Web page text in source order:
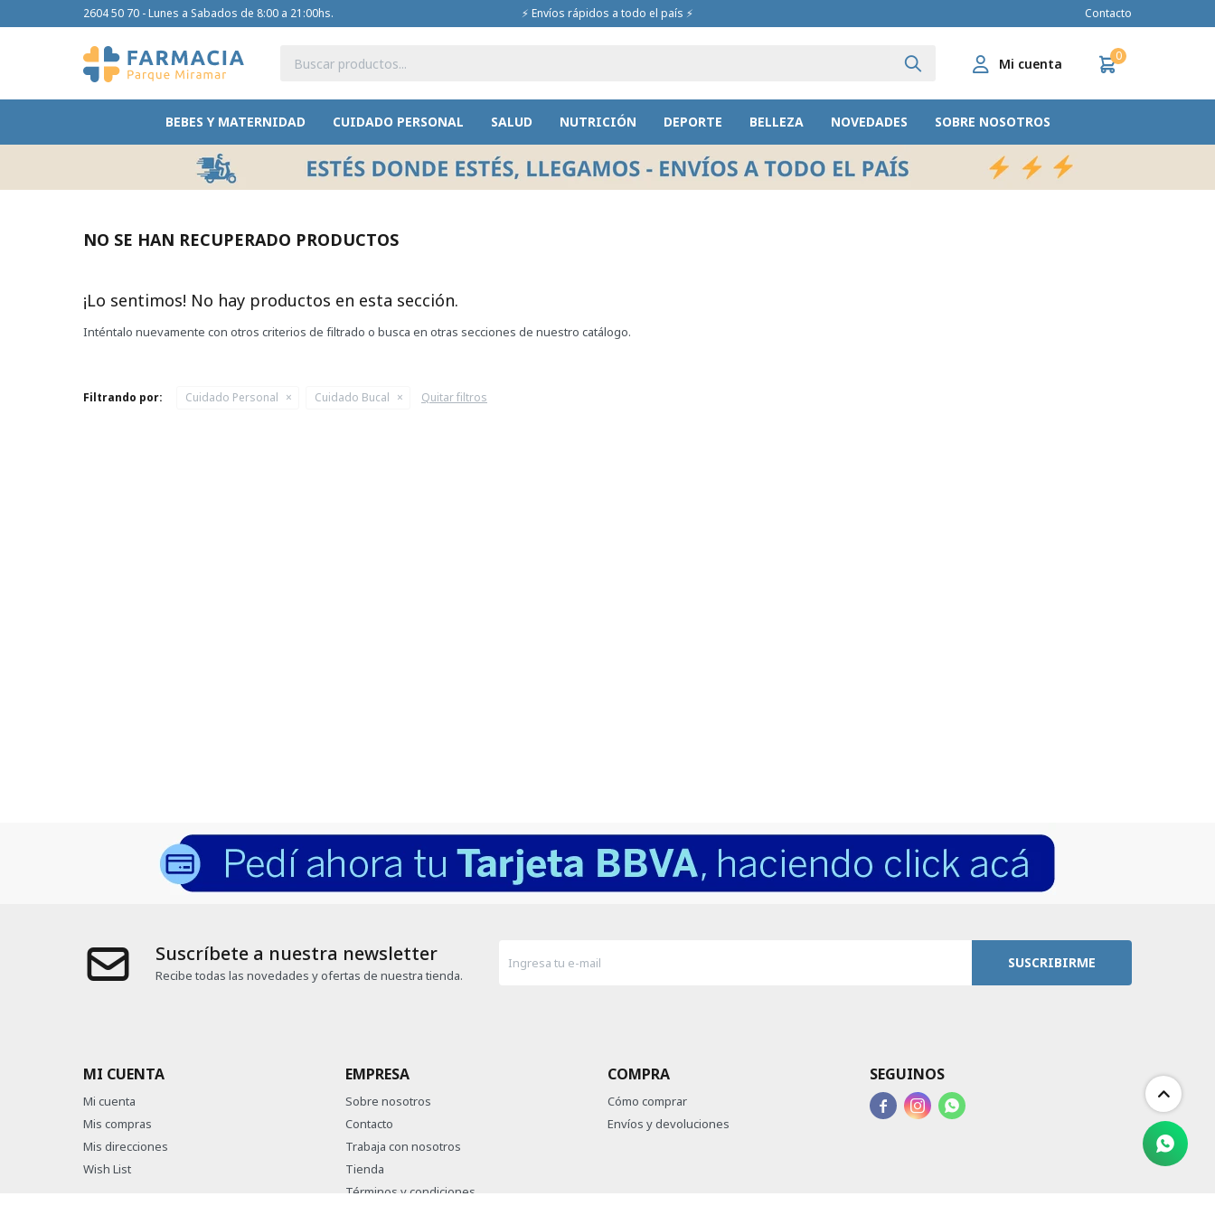
BEBES Y MATERNIDAD CUIDADO PERSONAL SALUD NUTRICIÓN DEPORTE BELLEZA NOVEDADES SOBRE NOSOTROS
0
2604 50 70 - Lunes a Sabados de 8:00 a 21:00hs. ⚡ Envíos rápidos a todo el país ⚡ Contacto
NO SE HAN RECUPERADO PRODUCTOS
¡Lo sentimos! No hay productos en esta sección.
Inténtalo nuevamente con otros criterios de filtrado o busca en otras secciones de nuestro catálogo.
Filtrando por: Cuidado Personal Cuidado Bucal Quitar filtros
Suscríbete a nuestra newsletter
Recibe todas las novedades y ofertas de nuestra tienda.
SUSCRIBIRME
MI CUENTA
Mi cuenta
Mis compras
Mis direcciones
Wish List
EMPRESA
Sobre nosotros
Contacto
Trabaja con nosotros
Tienda
Términos y condiciones
COMPRA
Cómo comprar
Envíos y devoluciones
SEGUINOS
  